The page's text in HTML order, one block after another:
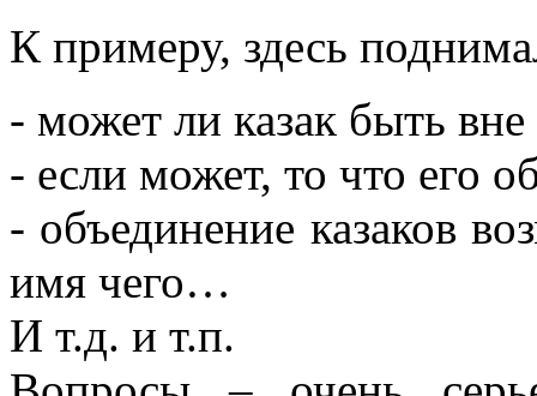
К примеру, здесь
- может ли казак быть
- если может, то что его
- объединение казаков
имя чего…
И т.д. и т.п.